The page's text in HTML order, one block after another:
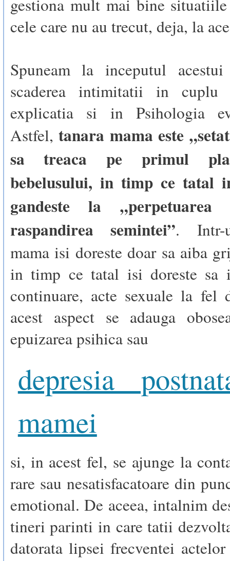
gestiona mult mai bine
cele care nu au trecut, deja, la
Spuneam la inceputul
scaderea intimitatii in cuplu
explicatia si in Psihologia
Astfel,tanara mama este
sa treaca pe primul
bebelusului, in timp ce tatal
gandeste la „perpetuarea
raspandirea semintei”. Intr-
mama isi doreste doar sa aiba
in timp ce tatal isi doreste sa
continuare, acte sexuale la fel
acest aspect se adauga
epuizarea psihica sau
depresia
mamei
si, in acest fel, se ajunge la
rare sau nesatisfacatoare din
emotional. De aceea, intalnim
tineri parinti in care tatii
datorata lipsei frecventei